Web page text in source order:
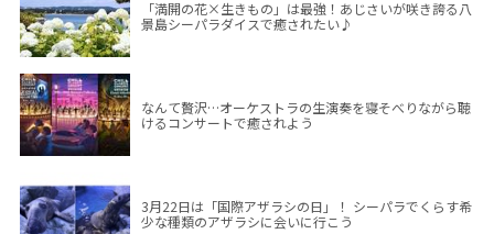
「満開の花×生きもの」は最強！あじさいが咲き誇る八
景島シーパラダイスで癒されたい♪
なんて贅沢…オーケストラの生演奏を寝そべりながら聴
けるコンサートで癒されよう
3月22日は「国際アザラシの日」！ シーパラでくらす希
少な種類のアザラシに会いに行こう